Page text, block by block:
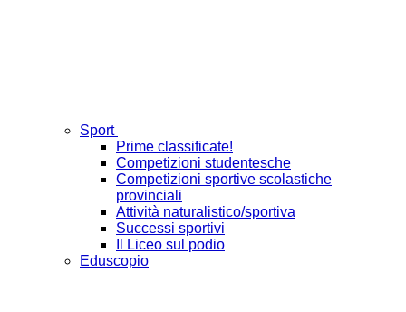
Sport
Prime classificate!
Competizioni studentesche
Competizioni sportive scolastiche
provinciali
Attività naturalistico/sportiva
Successi sportivi
Il Liceo sul podio
Eduscopio